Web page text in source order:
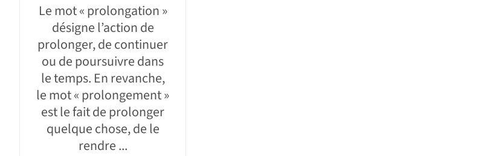
Le mot « prolongation »
désigne l’action de
prolonger, de continuer
ou de poursuivre dans
le temps. En revanche,
le mot « prolongement »
est le fait de prolonger
quelque chose, de le
rendre ...